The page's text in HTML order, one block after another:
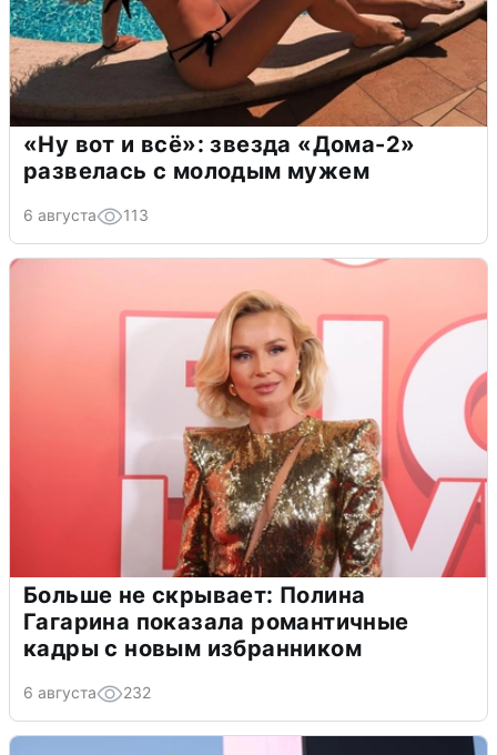
«Ну вот и всё»: звезда «Дома-2»
развелась с молодым мужем
6 августа 113
Больше не скрывает: Полина
Гагарина показала романтичные
кадры с новым избранником
6 августа 232